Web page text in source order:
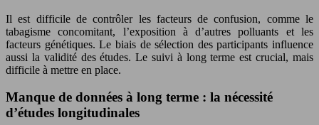
Il est difficile de contrôler les facteurs de confusion, comme le
tabagisme concomitant, l’exposition à d’autres polluants et les
facteurs génétiques. Le biais de sélection des participants influence
aussi la validité des études. Le suivi à long terme est crucial, mais
difficile à mettre en place.
Manque de données à long terme : la nécessité
d’études longitudinales